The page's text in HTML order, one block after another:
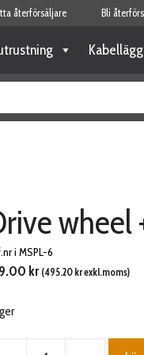
återförsäljare Bli
wheel
i MSPL-6
kr (495.20 krexkl.moms)